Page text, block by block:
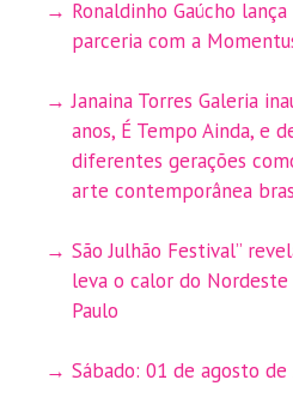
Ronaldinho Gaúcho
parceria com a
Janaina Torres Galeria
anos, É Tempo Ainda, e
diferentes gerações
arte contemporânea
São Julhão Festival”
leva o calor do Nordeste
Paulo
Sábado: 01 de agosto de